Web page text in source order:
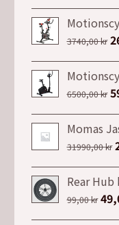
3740,00kr
6500,00kr
Momas
31990,00kr
Rear
99,00kr Det